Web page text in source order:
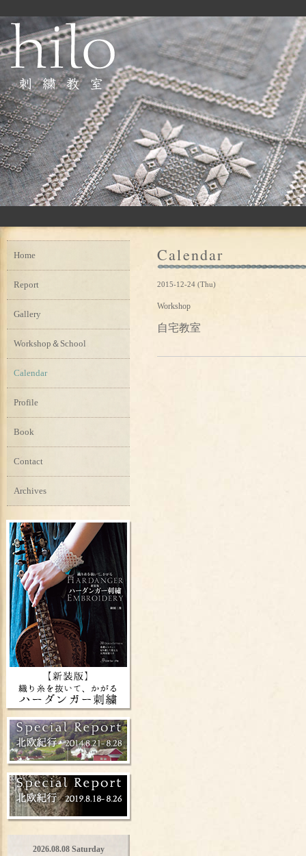
Calendar
2015-12-24 (Thu)
Workshop
自宅教室
Home
Report
Gallery
Workshop＆School
Calendar
Profile
Book
Contact
Archives
2026.08.08 Saturday